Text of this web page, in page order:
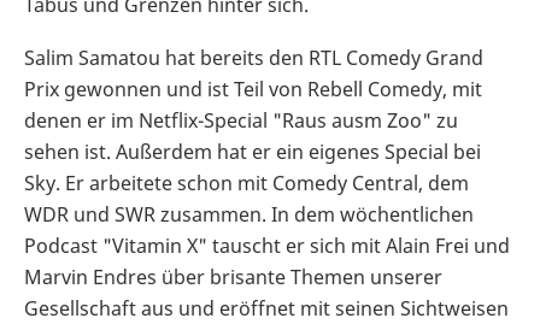
Salim Samatou hat bereits den RTL Comedy Grand
Prix gewonnen und ist Teil von Rebell Comedy, mit
denen er im Netflix-Special "Raus ausm Zoo" zu
sehen ist. Außerdem hat er ein eigenes Special bei
Sky. Er arbeitete schon mit Comedy Central, dem
WDR und SWR zusammen. In dem wöchentlichen
Podcast "Vitamin X" tauscht er sich mit Alain Frei und
Marvin Endres über brisante Themen unserer
Gesellschaft aus und eröffnet mit seinen Sichtweisen